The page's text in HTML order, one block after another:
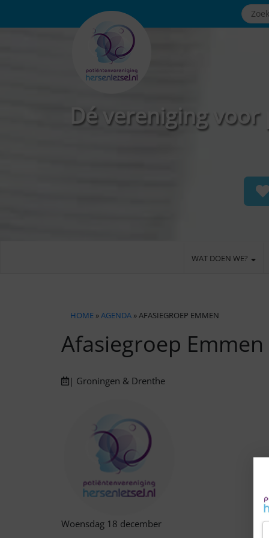
Dé vereniging
WAT DOEN WE?
HOME »AGENDA » AFASIEGROEP EMMEN
Afasiegroep Emmen
| Groningen & Drenthe
Woensdag 18 december